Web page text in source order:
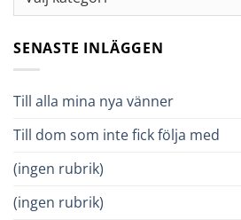
SENASTE INLÄGGEN
Till alla mina nya vänner
Till dom som inte fick följa med
(ingen rubrik)
(ingen rubrik)